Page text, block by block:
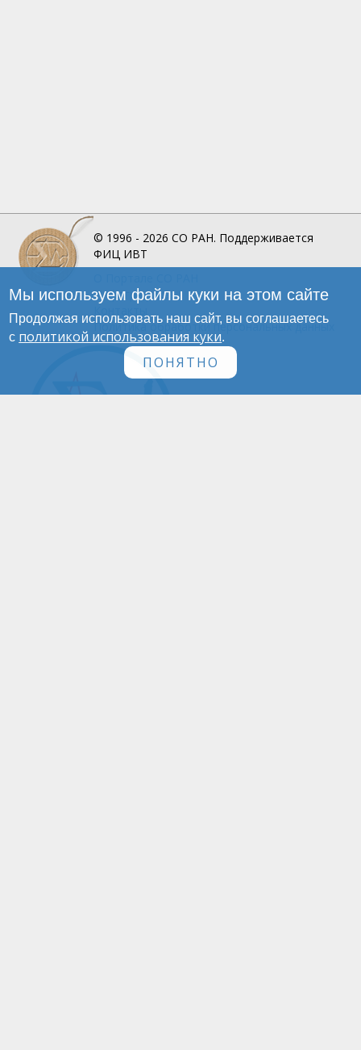
© 1996 - 2026 СО РАН. Поддерживается
ФИЦ ИВТ
Инфографика
Политика обработки персональных данных
Мы используем файлы куки на этом сайте
Продолжая использовать наш сайт, вы соглашаетесь
с политикой использования куки.
ПОНЯТНО